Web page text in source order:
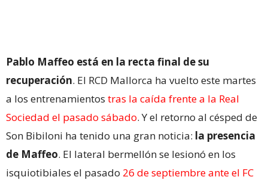
Pablo Maffeo está en la recta final de su
recuperación. El RCD Mallorca ha vuelto este martes
a los entrenamientos tras la caída frente a la Real
Sociedad el pasado sábado. Y el retorno al césped de
Son Bibiloni ha tenido una gran noticia: la presencia
de Maffeo. El lateral bermellón se lesionó en los
isquiotibiales el pasado 26 de septiembre ante el FC